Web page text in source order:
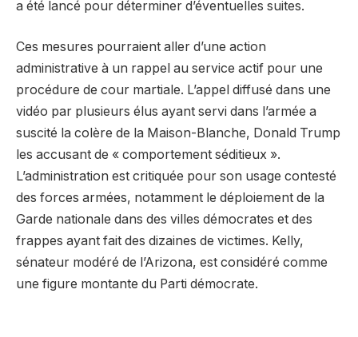
a été lancé pour déterminer d’éventuelles suites.
Ces mesures pourraient aller d’une action
administrative à un rappel au service actif pour une
procédure de cour martiale. L’appel diffusé dans une
vidéo par plusieurs élus ayant servi dans l’armée a
suscité la colère de la Maison-Blanche, Donald Trump
les accusant de « comportement séditieux ».
L’administration est critiquée pour son usage contesté
des forces armées, notamment le déploiement de la
Garde nationale dans des villes démocrates et des
frappes ayant fait des dizaines de victimes. Kelly,
sénateur modéré de l’Arizona, est considéré comme
une figure montante du Parti démocrate.